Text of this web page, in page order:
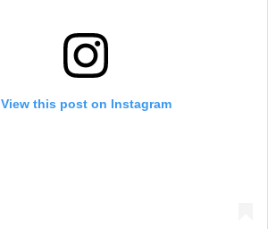
View this post on Instagram